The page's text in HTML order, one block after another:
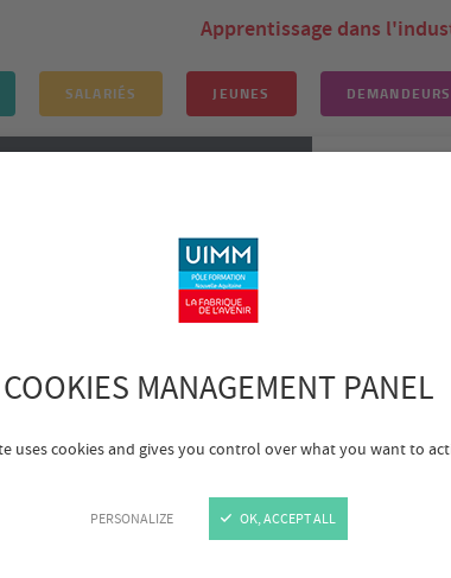
COOKIES MANAGEMENT PANEL
uses cookies and gives you control over what you want to
PERSONALIZE OK, ACCEPT ALL
SALARIÉS JEUNES
Apprentissage dans
Formations réglementaires
des
victime